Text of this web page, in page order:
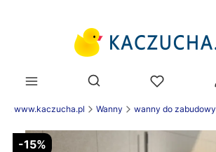
Otwórz wyszukiwarkę
www.kaczucha.pl Wanny wanny do zabudowy
-15%